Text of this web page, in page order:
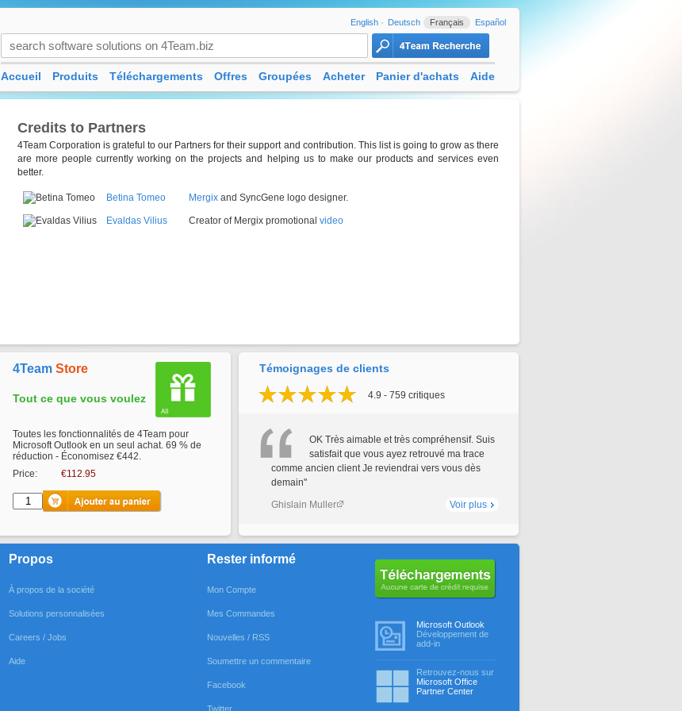
Credits to Partners
4Team Corporation is grateful to our Partners for their support and contribution. This list is going to grow as there
are more people currently working on the projects and helping us to make our products and services even
better.
Betina Tomeo Mergix and SyncGene logo designer.
Evaldas Vilius Creator of Mergix promotional video
English Deutsch Français Español
Accueil Produits Téléchargements Offres Groupées Acheter Panier d'achats Aide
4Team Store
Tout ce que vous voulez
Toutes les fonctionnalités de 4Team pour
Microsoft Outlook en un seul achat. 69 % de
réduction - Économisez €442.
Price:
€112.95
Témoignages de clients
4.9 - 759 critiques
OK Très aimable et très compréhensif. Suis
satisfait que vous ayez retrouvé ma trace
comme ancien client Je reviendrai vers vous dès
demain"
Ghislain Muller
Voir plus
Propos
À propos de la société
Solutions personnalisées
Careers / Jobs
Aide
Rester informé
Mon Compte
Mes Commandes
Nouvelles / RSS
Soumettre un commentaire
Facebook
Twitter
Aucune carte de crédit requise
Microsoft Outlook
Développement de
add-in
Retrouvez-nous sur
Microsoft Office
Partner Center